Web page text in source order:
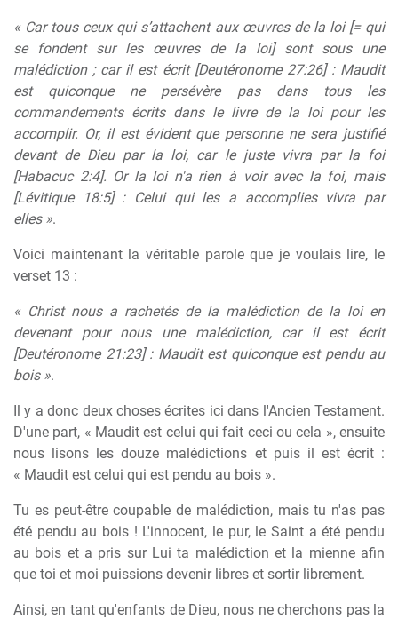
« Car tous ceux qui s’attachent aux œuvres de la loi [= qui
se fondent sur les œuvres de la loi] sont sous une
malédiction ; car il est écrit [Deutéronome 27:26] : Maudit
est quiconque ne persévère pas dans tous les
commandements écrits dans le livre de la loi pour les
accomplir. Or, il est évident que personne ne sera justifié
devant de Dieu par la loi, car le juste vivra par la foi
[Habacuc 2:4]. Or la loi n'a rien à voir avec la foi, mais
[Lévitique 18:5] : Celui qui les a accomplies vivra par
elles ».
Voici maintenant la véritable parole que je voulais lire, le
verset 13 :
« Christ nous a rachetés de la malédiction de la loi en
devenant pour nous une malédiction, car il est écrit
[Deutéronome 21:23] : Maudit est quiconque est pendu au
bois ».
Il y a donc deux choses écrites ici dans l'Ancien Testament.
D'une part, « Maudit est celui qui fait ceci ou cela », ensuite
nous lisons les douze malédictions et puis il est écrit :
« Maudit est celui qui est pendu au bois ».
Tu es peut-être coupable de malédiction, mais tu n'as pas
été pendu au bois ! L'innocent, le pur, le Saint a été pendu
au bois et a pris sur Lui ta malédiction et la mienne afin
que toi et moi puissions devenir libres et sortir librement.
Ainsi, en tant qu'enfants de Dieu, nous ne cherchons pas la